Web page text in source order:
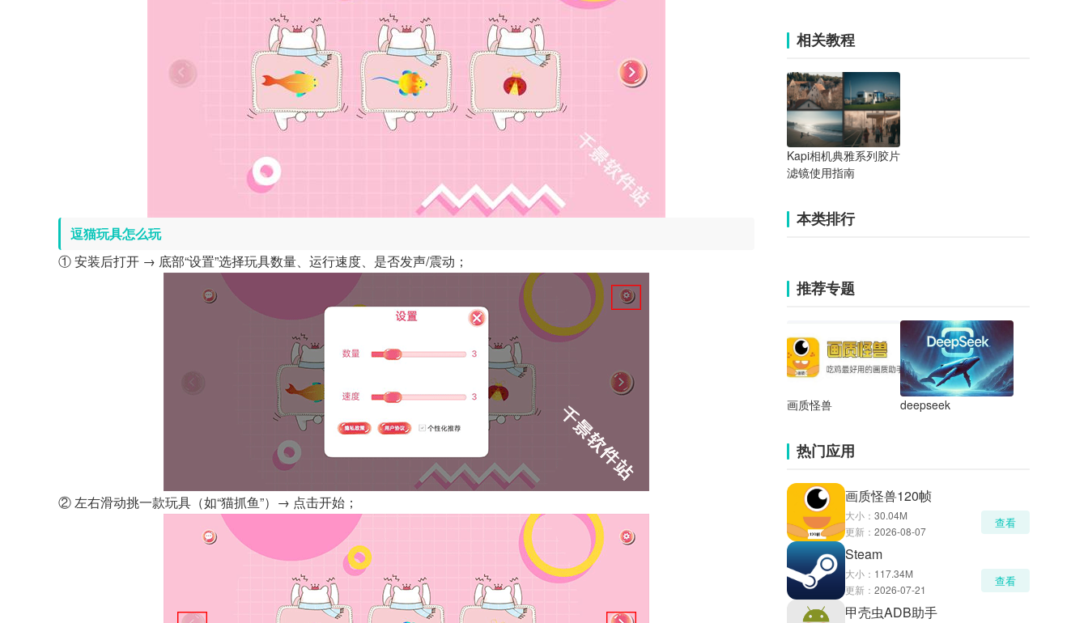
逗猫玩具怎么玩
① 安装后打开 → 底部“设置”选择玩具数量、运行速度、是否发声/震动；
② 左右滑动挑一款玩具（如“猫抓鱼”）→ 点击开始；
相关教程
Kapi相机典雅系列胶片
滤镜使用指南
本类排行
推荐专题
画质怪兽 deepseek
热门应用
画质怪兽120帧
大小： 30.04M
更新： 2026-08-07
查看
Steam
大小： 117.34M
更新： 2026-07-21
查看
甲壳虫ADB助手